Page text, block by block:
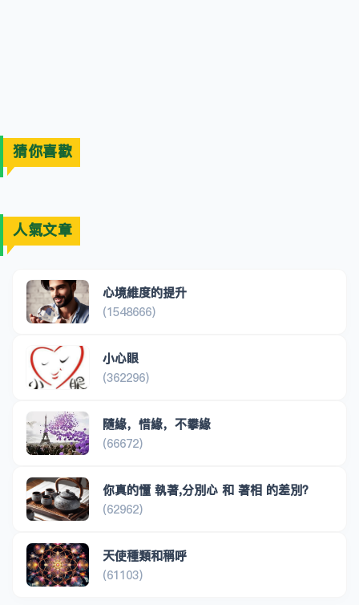
猜你喜歡
人氣文章
心境維度的提升
(1548666)
小心眼
(362296)
隨緣，惜緣，不攀緣
(66672)
你真的懂 執著,分別心 和 著相 的差別？
(62962)
天使種類和稱呼
(61103)